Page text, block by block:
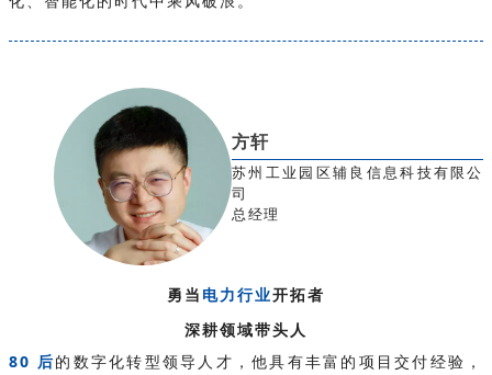
方轩
苏州工业园区辅良信息科技有限公
司
总经理
勇当 电力行业开拓者
深耕领域带头人
80 后的数字化转型领导人才，他具有丰富的项目交付经验，